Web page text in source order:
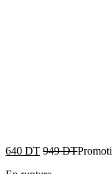
640 DT 949DT